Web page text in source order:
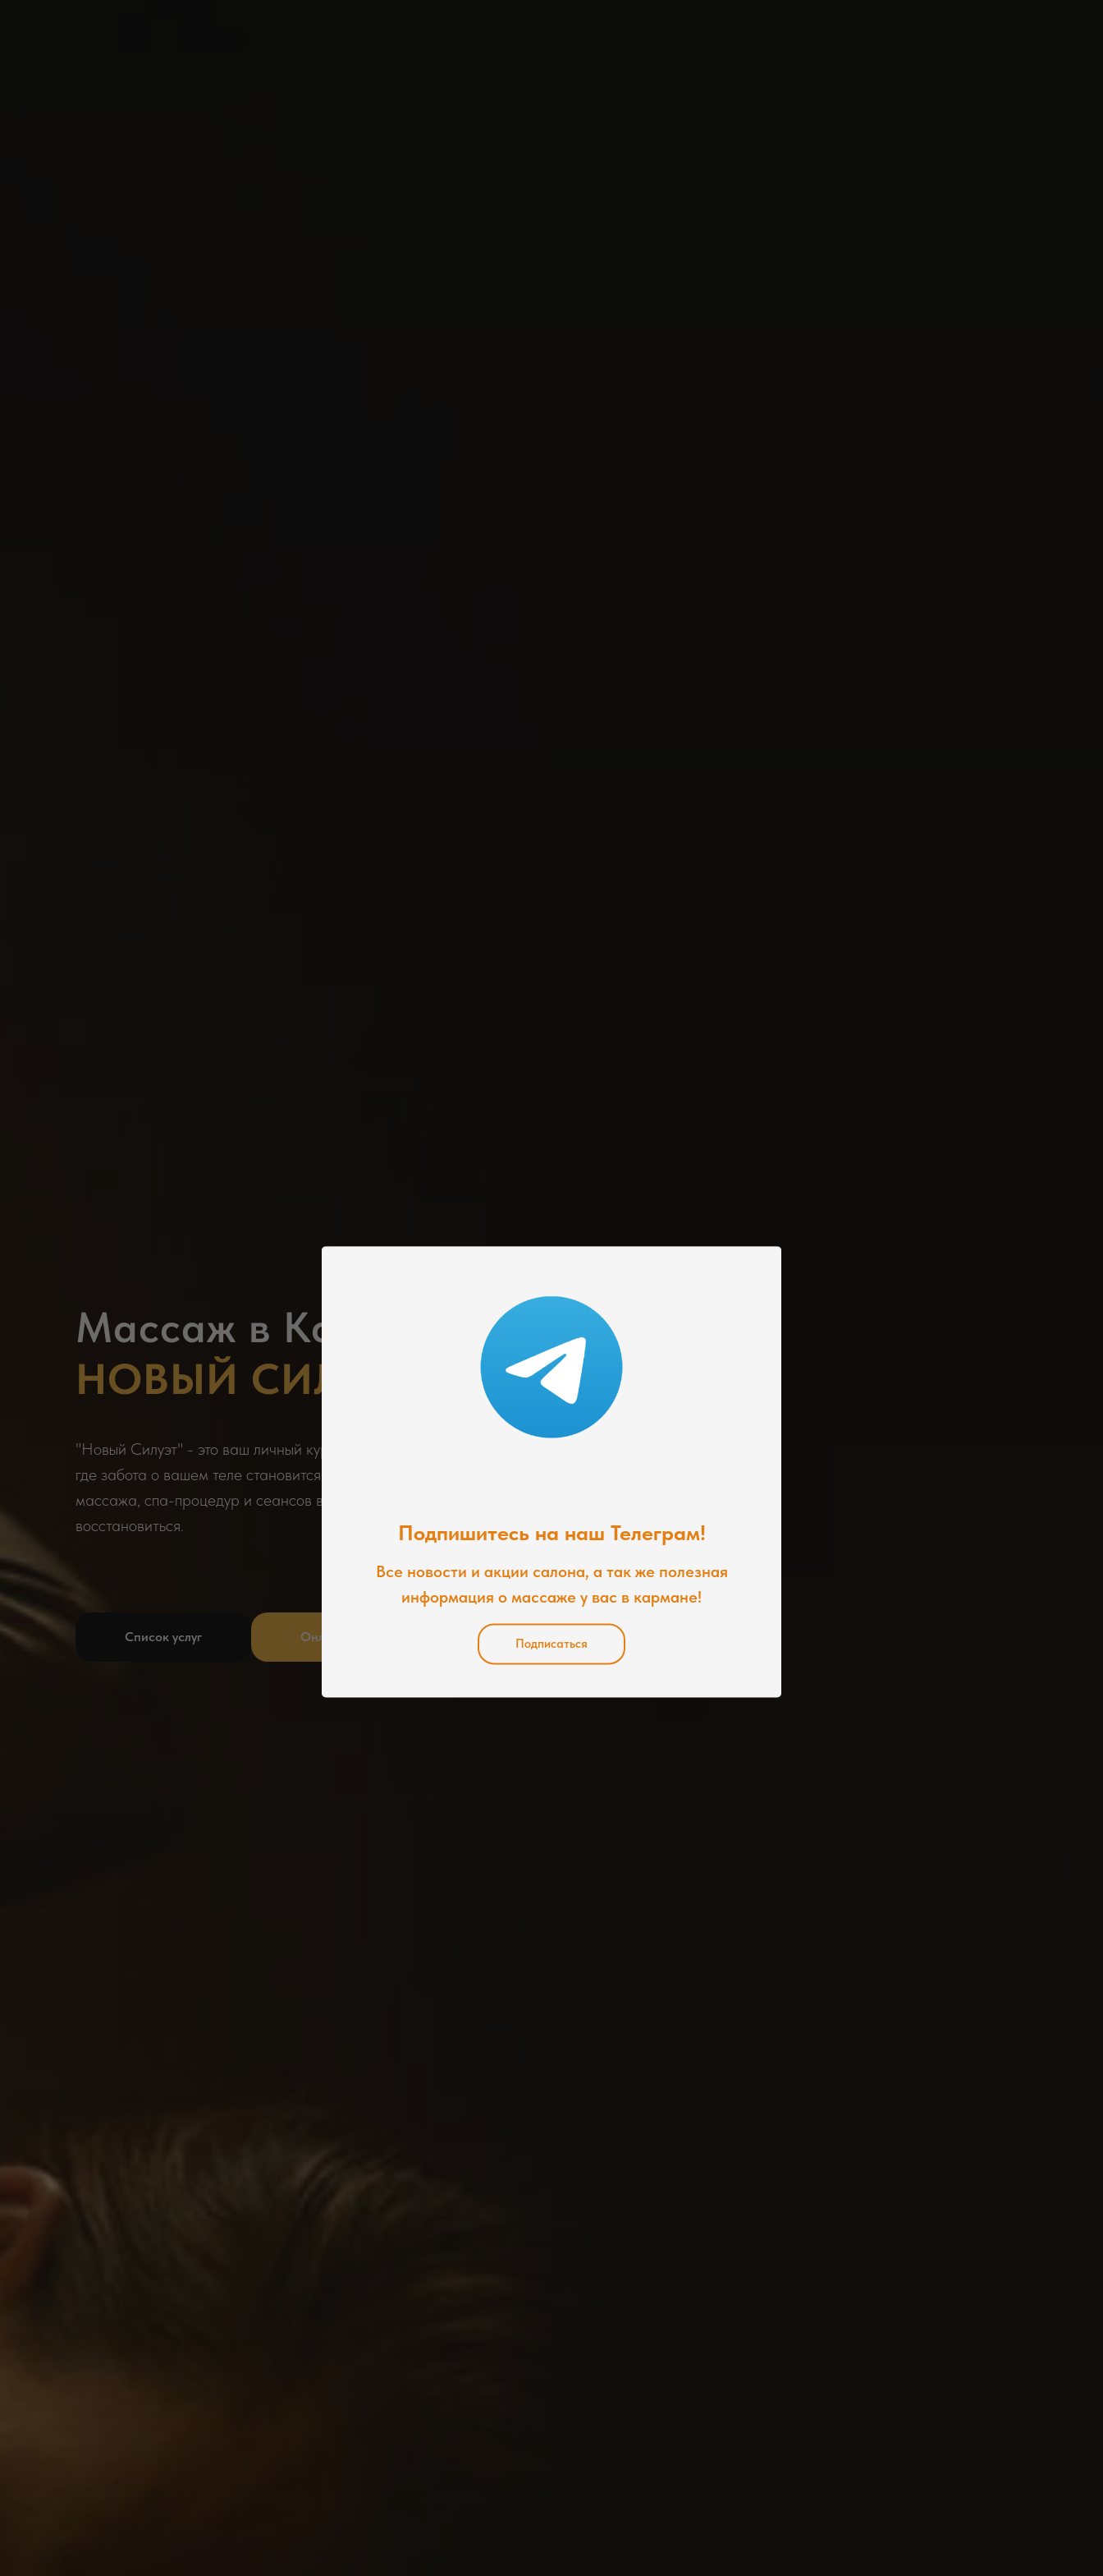
Подпишитесь на наш Телеграм!
Все новости и акции салона, а так же полезная
информация о массаже у вас в кармане!
Подписаться
Массаж в Калининграде —
НОВЫЙ СИЛУЭТ
"Новый Силуэт" - это ваш личный курорт в сердце Калининграда,
где забота о вашем теле становится искусством. Мы предлагаем уникальные методики
массажа, спа-процедур и сеансов в сауне,чтобы вы могли полностью расслабиться и
восстановиться.
Список услуг Онлайн запись